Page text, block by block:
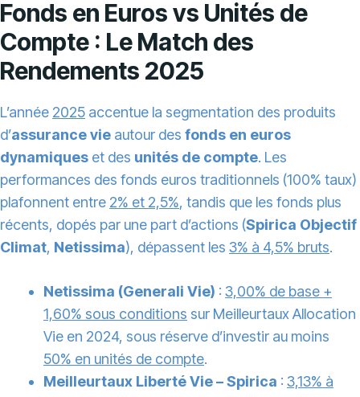
Fonds en Euros vs Unités de
Compte : Le Match des
Rendements 2025
L’année 2025 accentue la segmentation des produits
d’assurance vie autour des fonds en euros
dynamiques et des unités de compte. Les
performances des fonds euros traditionnels (100% taux)
plafonnent entre 2% et 2,5%, tandis que les fonds plus
récents, dopés par une part d’actions (Spirica Objectif
Climat, Netissima), dépassent les 3% à 4,5% bruts.
Netissima (Generali Vie) : 3,00% de base +
1,60% sous conditions sur Meilleurtaux Allocation
Vie en 2024, sous réserve d’investir au moins
50% en unités de compte.
Meilleurtaux Liberté Vie – Spirica : 3,13% à